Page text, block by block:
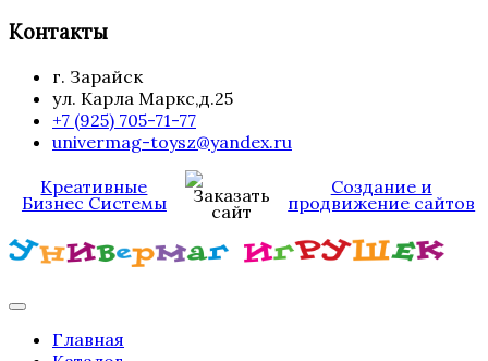
Контакты
г. Зарайск
ул. Карла Маркс,д.25
+7 (925) 705-71-77
univermag-toysz@yandex.ru
Креативные
Бизнес Системы
Создание и
продвижение сайтов
Главная